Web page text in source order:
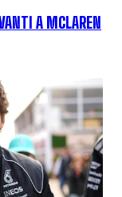
A MCLAREN